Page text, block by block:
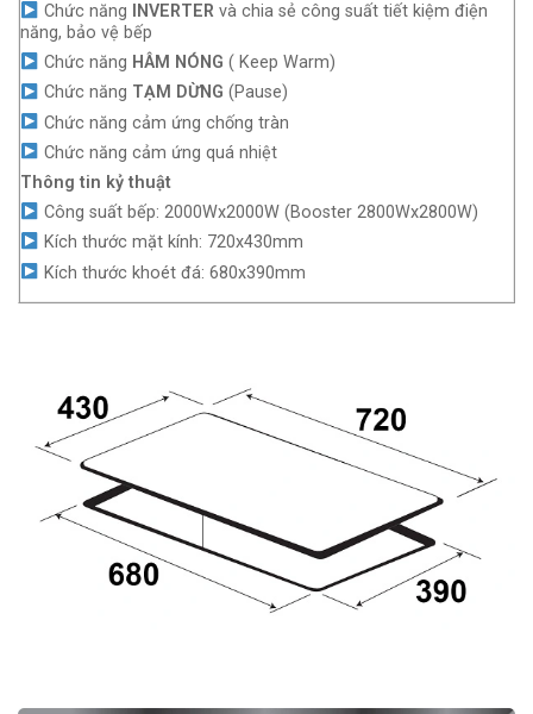
Chức năng
INVERTERvà chia sẻ công suất tiết kiệm điện
năng, bảo vệ bếp
Chức năng HÂM NÓNG ( Keep Warm)
Chức năng TẠM DỪNG (Pause)
Chức năng cảm ứng chống tràn
Chức năng cảm ứng quá nhiệt
Thông tin kỷ thuật
Công suất bếp: 2000Wx2000W (Booster 2800Wx2800W)
Kích thước mặt kính: 720x430mm
Kích thước khoét đá: 680x390mm